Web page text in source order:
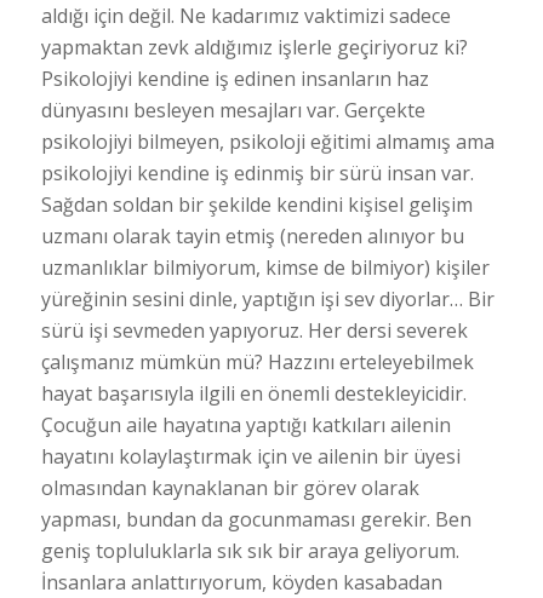
aldığı için değil. Ne kadarımız vaktimizi sadece
yapmaktan zevk aldığımız işlerle geçiriyoruz ki?
Psikolojiyi kendine iş edinen insanların haz
dünyasını besleyen mesajları var. Gerçekte
psikolojiyi bilmeyen, psikoloji eğitimi almamış ama
psikolojiyi kendine iş edinmiş bir sürü insan var.
Sağdan soldan bir şekilde kendini kişisel gelişim
uzmanı olarak tayin etmiş (nereden alınıyor bu
uzmanlıklar bilmiyorum, kimse de bilmiyor) kişiler
yüreğinin sesini dinle, yaptığın işi sev diyorlar… Bir
sürü işi sevmeden yapıyoruz. Her dersi severek
çalışmanız mümkün mü? Hazzını erteleyebilmek
hayat başarısıyla ilgili en önemli destekleyicidir.
Çocuğun aile hayatına yaptığı katkıları ailenin
hayatını kolaylaştırmak için ve ailenin bir üyesi
olmasından kaynaklanan bir görev olarak
yapması, bundan da gocunmaması gerekir. Ben
geniş topluluklarla sık sık bir araya geliyorum.
İnsanlara anlattırıyorum, köyden kasabadan